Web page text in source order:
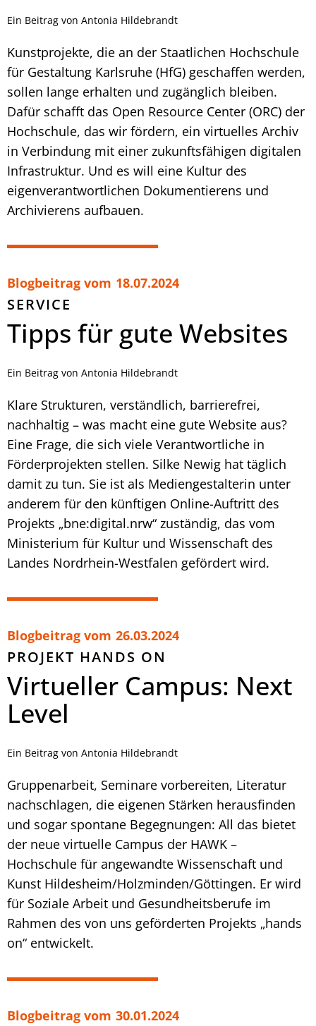
Ein Beitrag von Antonia Hildebrandt
Kunstprojekte, die an der Staatlichen Hochschule
für Gestaltung Karlsruhe (HfG) geschaffen werden,
sollen lange erhalten und zugänglich bleiben.
Dafür schafft das Open Resource Center (ORC) der
Hochschule, das wir fördern, ein virtuelles Archiv
in Verbindung mit einer zukunftsfähigen digitalen
Infrastruktur. Und es will eine Kultur des
eigenverantwortlichen Dokumentierens und
Archivierens aufbauen.
Blogbeitrag vom 18.07.2024
SERVICE
Tipps für gute Websites
Ein Beitrag von Antonia Hildebrandt
Klare Strukturen, verständlich, barrierefrei,
nachhaltig – was macht eine gute Website aus?
Eine Frage, die sich viele Verantwortliche in
Förderprojekten stellen. Silke Newig hat täglich
damit zu tun. Sie ist als Mediengestalterin unter
anderem für den künftigen Online-Auftritt des
Projekts „bne:digital.nrw“ zuständig, das vom
Ministerium für Kultur und Wissenschaft des
Landes Nordrhein-Westfalen gefördert wird.
Blogbeitrag vom 26.03.2024
PROJEKT HANDS ON
Virtueller Campus: Next
Level
Ein Beitrag von Antonia Hildebrandt
Gruppenarbeit, Seminare vorbereiten, Literatur
nachschlagen, die eigenen Stärken herausfinden
und sogar spontane Begegnungen: All das bietet
der neue virtuelle Campus der HAWK –
Hochschule für angewandte Wissenschaft und
Kunst Hildesheim/Holzminden/Göttingen. Er wird
für Soziale Arbeit und Gesundheitsberufe im
Rahmen des von uns geförderten Projekts „hands
on“ entwickelt.
Blogbeitrag vom 30.01.2024